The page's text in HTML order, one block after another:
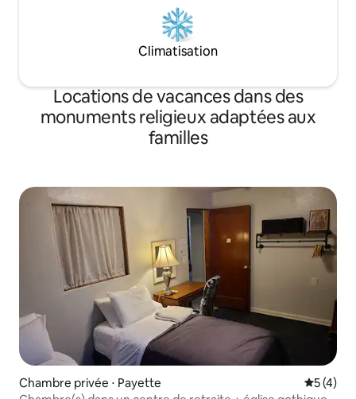
Climatisation
Locations de vacances dans des
monuments religieux adaptées aux
familles
Chambre privée ⋅ Payette
5 (4)